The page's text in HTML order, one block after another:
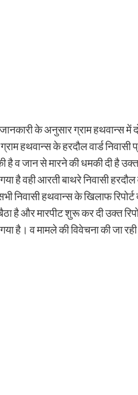
के अनुसार ग्राम हथवान्स में
हथवान्स के हरदौल वार्ड निवासी
व जान से मारने की धमकी दी है
है वही आरती बाथरे निवासी
निवासी हथवान्स के खिलाफ
है और मारपीट शुरू कर दी उक्त
है। व मामले की विवेचना की जा